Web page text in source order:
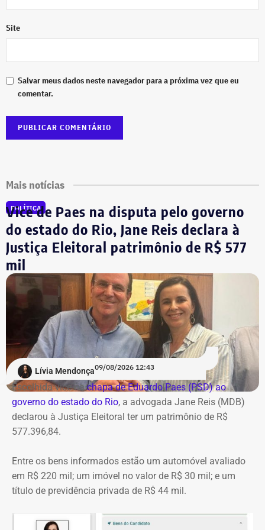
Site
Salvar meus dados neste navegador para a próxima vez que eu
comentar.
Mais notícias
POLÍTICA
Vice de Paes na disputa pelo governo
do estado do Rio, Jane Reis declara à
Justiça Eleitoral patrimônio de R$ 577
mil
Lívia Mendonça09/08/2026 12:43
Escolhida vice nachapa de Eduardo Paes (PSD) ao
governo do estado do Rio, a advogada Jane Reis (MDB)
declarou à Justiça Eleitoral ter um patrimônio de R$
577.396,84.
Entre os bens informados estão um automóvel avaliado
em R$ 220 mil; um imóvel no valor de R$ 30 mil; e um
título de previdência privada de R$ 44 mil.